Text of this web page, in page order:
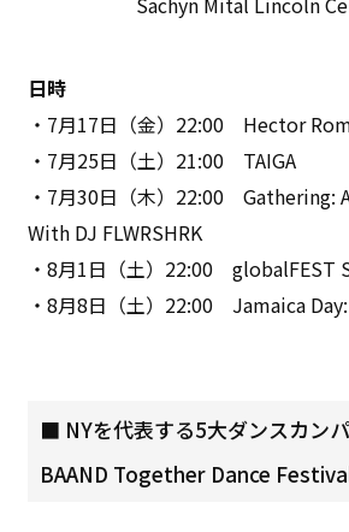
日時
・7月17日（金）22:00 Hector
・7月25日（土）21:00 TAIGA
・7月30日（木）22:00 Gathering:
With DJ FLWRSHRK
・8月1日（土）22:00 globalFEST
・8月8日（土）22:00 Jamaica
■ NYを代表する5大ダンスカン
BAAND Together Dance